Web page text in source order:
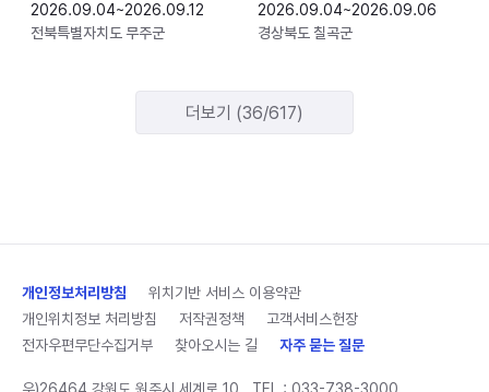
2026.09.04~2026.09.12
전북특별자치도 무주군
2026.09.04~2026.09.06
경상북도 칠곡군
더보기 (36/617)
개인정보처리방침
위치기반 서비스 이용약관
개인위치정보 처리방침
저작권정책
고객서비스헌장
전자우편무단수집거부
찾아오시는 길 자주 묻는 질문